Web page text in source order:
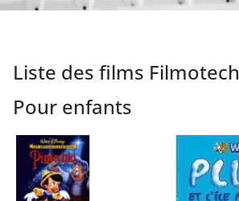
Liste des films Filmotech
Pour enfants